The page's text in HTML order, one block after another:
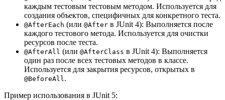
каждым тестовым тестовым методом. Используется для
создания объектов, специфичных для конкретного теста.
@AfterEach (или @After в JUnit 4): Выполняется после
каждого тестового метода. Используется для очистки
ресурсов после теста.
@AfterAll (или @AfterClass в JUnit 4): Выполняется
один раз после всех тестовых методов в классе.
Используется для закрытия ресурсов, открытых в
@BeforeAll .
Пример использования в JUnit 5: